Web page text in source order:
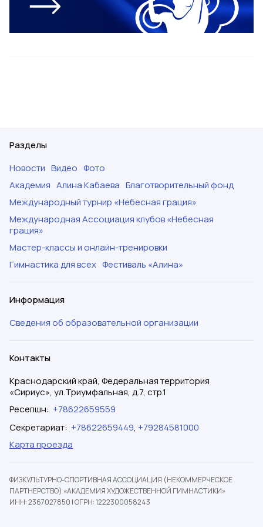
Разделы
Новости Видео Фото
Академия Алина Кабаева Благотворительный фонд
Международный турнир «Небесная грация»
Международная Ассоциация клубов «Небесная
грация»
Мастер-классы и онлайн-тренировки
Гимнастика для всех Фестиваль «Алина»
Информация
Сведения об образовательной организации
Контакты
Краснодарский край, Федеральная территория
«Сириус», ул.Триумфальная, д.7, стр.1
Ресепшн: +78622659559
Секретариат: +78622659449, +79284581000
Карта проезда
ФИЗКУЛЬТУРНО-СПОРТИВНАЯ АССОЦИАЦИЯ (НЕКОММЕРЧЕСКОЕ
ПАРТНЕРСТВО) «АКАДЕМИЯ ХУДОЖЕСТВЕННОЙ ГИМНАСТИКИ»
ИНН: 2367027850 |ОГРН: 1222300058243